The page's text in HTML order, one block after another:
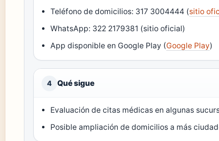
Teléfono de domicilios: 317 3004444 (sitio
WhatsApp: 322 2179381 (sitio oficial)
App disponible en Google Play (Google Play)
4 Qué sigue
Evaluación de citas médicas en algunas
Posible ampliación de domicilios a más